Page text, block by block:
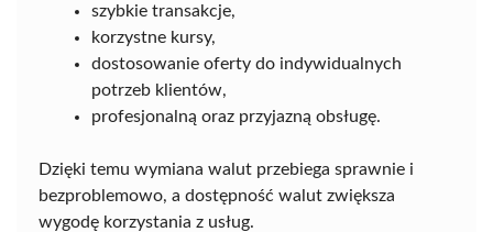
szybkie transakcje,
korzystne kursy,
dostosowanie oferty do indywidualnych
potrzeb klientów,
profesjonalną oraz przyjazną obsługę.
Dzięki temu wymiana walut przebiega sprawnie i
bezproblemowo, a dostępność walut zwiększa
wygodę korzystania z usług.